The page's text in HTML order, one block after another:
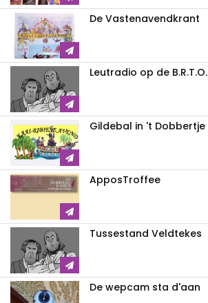
De Vastenavendkrant
Leutradio op de B.R.T.O.
Gildebal in 't Dobbertje
ApposTroffee
Tussestand Veldtekes
De wepcam sta d'aan